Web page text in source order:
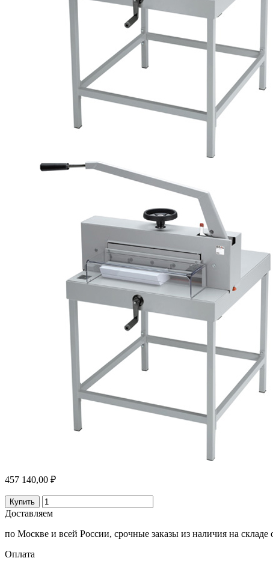
457 140,00 ₽
Купить
Доставляем
по Москве и всей России, срочные заказы из наличия на складе
Оплата